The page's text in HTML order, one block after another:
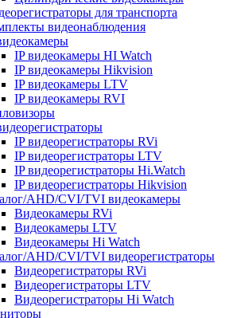
для транспорта
видеонаблюдения
IP видеокамеры HI Watch
IP видеокамеры Hikvision
IP видеокамеры LTV
IP видеокамеры RVI
IP видеорегистраторы RVi
IP видеорегистраторы LTV
IP видеорегистраторы Hi.Watch
IP видеорегистраторы Hikvision
AHD/CVI/TVI видеокамеры
Видеокамеры RVi
Видеокамеры LTV
Видеокамеры Hi Watch
AHD/CVI/TVI видеорегистраторы
Видеорегистраторы RVi
Видеорегистраторы LTV
Видеорегистраторы Hi Watch